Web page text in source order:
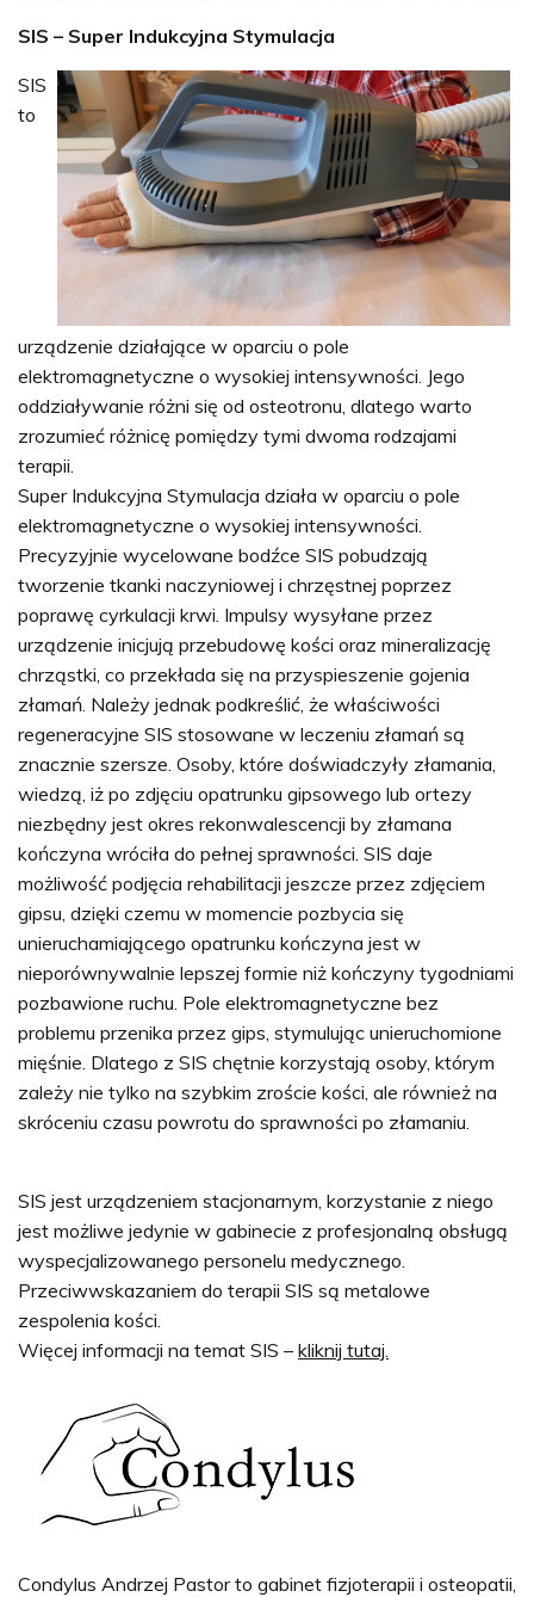
SIS – Super Indukcyjna Stymulacja
SIS
to
urządzenie działające w oparciu o pole
elektromagnetyczne o wysokiej intensywności. Jego
oddziaływanie różni się od osteotronu, dlatego warto
zrozumieć różnicę pomiędzy tymi dwoma rodzajami
terapii.
Super Indukcyjna Stymulacja działa w oparciu o pole
elektromagnetyczne o wysokiej intensywności.
Precyzyjnie wycelowane bodźce SIS pobudzają
tworzenie tkanki naczyniowej i chrzęstnej poprzez
poprawę cyrkulacji krwi. Impulsy wysyłane przez
urządzenie inicjują przebudowę kości oraz mineralizację
chrząstki, co przekłada się na przyspieszenie gojenia
złamań. Należy jednak podkreślić, że właściwości
regeneracyjne SIS stosowane w leczeniu złamań są
znacznie szersze. Osoby, które doświadczyły złamania,
wiedzą, iż po zdjęciu opatrunku gipsowego lub ortezy
niezbędny jest okres rekonwalescencji by złamana
kończyna wróciła do pełnej sprawności. SIS daje
możliwość podjęcia rehabilitacji jeszcze przez zdjęciem
gipsu, dzięki czemu w momencie pozbycia się
unieruchamiającego opatrunku kończyna jest w
nieporównywalnie lepszej formie niż kończyny tygodniami
pozbawione ruchu. Pole elektromagnetyczne bez
problemu przenika przez gips, stymulując unieruchomione
mięśnie. Dlatego z SIS chętnie korzystają osoby, którym
zależy nie tylko na szybkim zroście kości, ale również na
skróceniu czasu powrotu do sprawności po złamaniu.
SIS jest urządzeniem stacjonarnym, korzystanie z niego
jest możliwe jedynie w gabinecie z profesjonalną obsługą
wyspecjalizowanego personelu medycznego.
Przeciwwskazaniem do terapii SIS są metalowe
zespolenia kości.
Więcej informacji na temat SIS – kliknij tutaj.
Condylus Andrzej Pastor to gabinet fizjoterapii i osteopatii,